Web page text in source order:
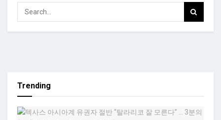
Trending